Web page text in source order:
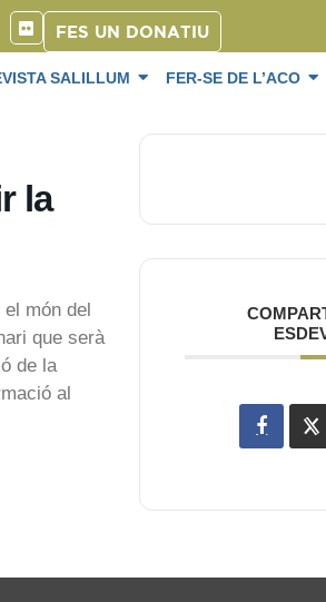
FES UN DONATIU
SALILLUM FER-SE DE L’ACO
la
món del
que serà
de la
al